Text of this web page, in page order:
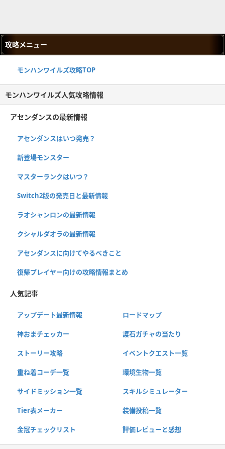
攻略メニュー
モンハンワイルズ攻略TOP
モンハンワイルズ人気攻略情報
アセンダンスの最新情報
アセンダンスはいつ発売？
新登場モンスター
マスターランクはいつ？
Switch2版の発売日と最新情報
ラオシャンロンの最新情報
クシャルダオラの最新情報
アセンダンスに向けてやるべきこと
復帰プレイヤー向けの攻略情報まとめ
人気記事
アップデート最新情報 ロードマップ
神おまチェッカー 護石ガチャの当たり
ストーリー攻略 イベントクエスト一覧
重ね着コーデ一覧 環境生物一覧
サイドミッション一覧 スキルシミュレーター
Tier表メーカー 装備投稿一覧
金冠チェックリスト 評価レビューと感想